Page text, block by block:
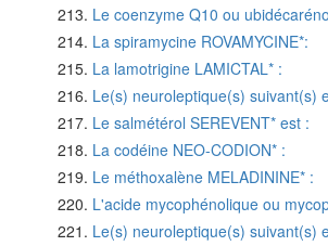
Le coenzyme Q10 ou
La spiramycine ROVAMYCINE*:
La lamotrigine LAMICTAL* :
Le(s) neuroleptique(s) suivant(s)
Le salmétérol SEREVENT* est :
La codéine NEO-CODION* :
Le méthoxalène MELADININE* :
L'acide mycophénolique ou
Le(s) neuroleptique(s) suivant(s)